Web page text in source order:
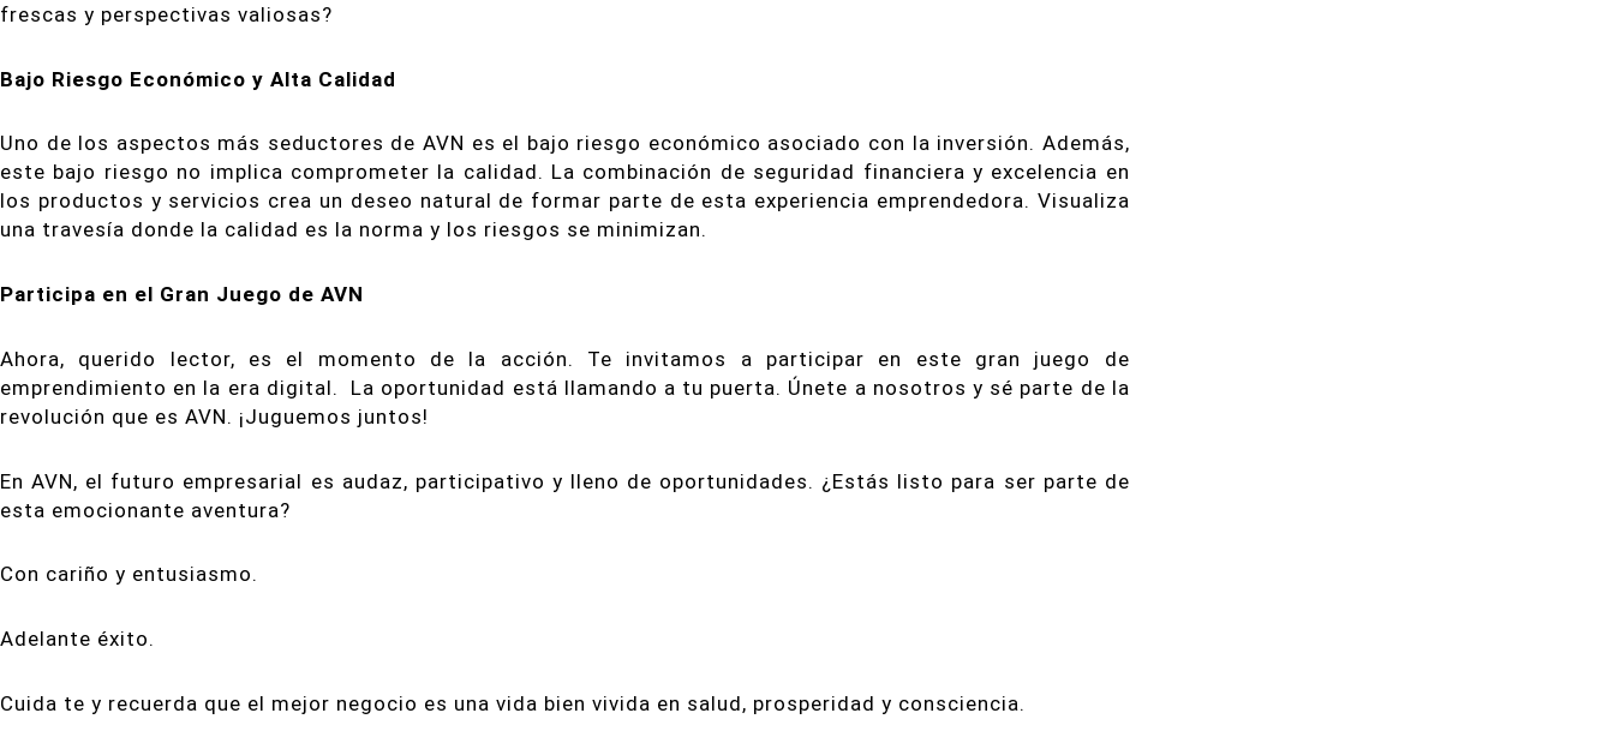
frescas y perspectivas valiosas?
Bajo Riesgo Económico y Alta Calidad
Uno de los aspectos más seductores de AVN es el bajo riesgo económico asociado con la inversión. Además,
este bajo riesgo no implica comprometer la calidad. La combinación de seguridad financiera y excelencia en
los productos y servicios crea un deseo natural de formar parte de esta experiencia emprendedora. Visualiza
una travesía donde la calidad es la norma y los riesgos se minimizan.
Participa en el Gran Juego de AVN
Ahora, querido lector, es el momento de la acción. Te invitamos a participar en este gran juego de
emprendimiento en la era digital.
La oportunidad está llamando a tu puerta. Únete a nosotros y sé parte de la
revolución que es AVN. ¡Juguemos juntos!
En AVN, el futuro empresarial es audaz, participativo y lleno de oportunidades. ¿Estás listo para ser parte de
esta emocionante aventura?
Con cariño y entusiasmo.
Adelante éxito.
Cuida te y recuerda que el mejor negocio es una vida bien vivida en salud, prosperidad y consciencia.